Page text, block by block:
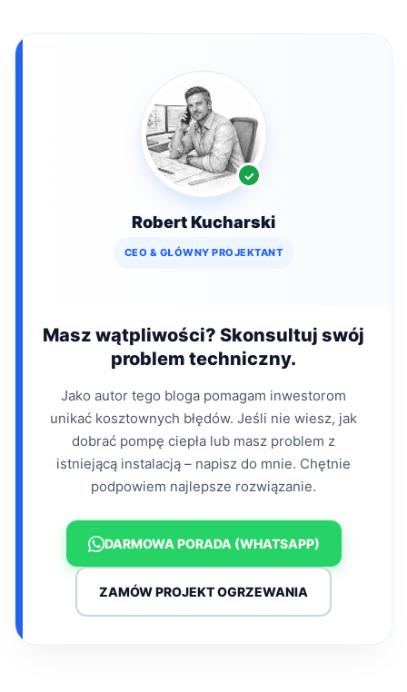
Robert Kucharski
CEO & GŁÓWNY PROJEKTANT
Masz wątpliwości? Skonsultuj swój
problem techniczny.
Jako autor tego bloga pomagam inwestorom
unikać kosztownych błędów. Jeśli nie wiesz, jak
dobrać pompę ciepła lub masz problem z
istniejącą instalacją – napisz do mnie. Chętnie
podpowiem najlepsze rozwiązanie.
DARMOWA PORADA (WHATSAPP)
ZAMÓW PROJEKT OGRZEWANIA